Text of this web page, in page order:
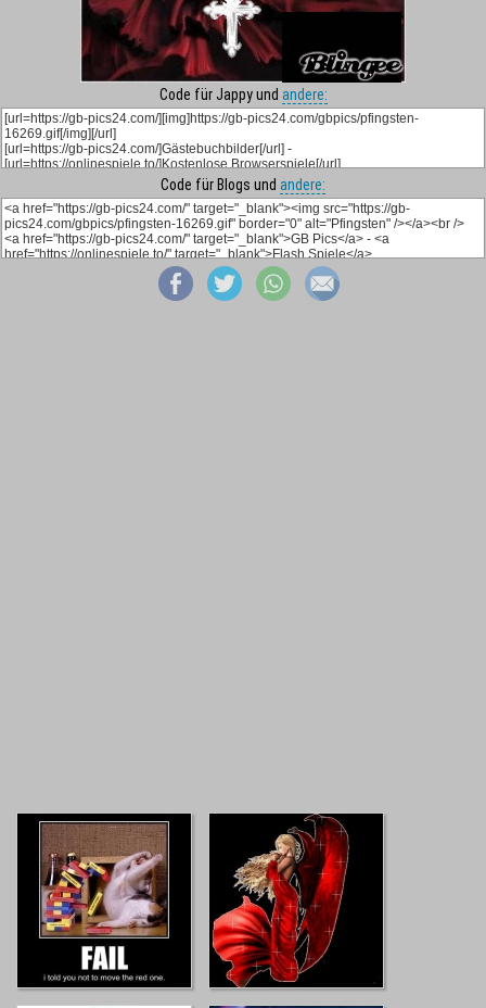
Code für Jappy und andere:
Code für Blogs und andere: